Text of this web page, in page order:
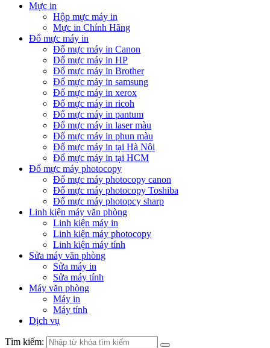
Mực in
Hộp mực máy in
Mực in Chính Hãng
Đổ mực máy in
Đổ mực máy in Canon
Đổ mực máy in HP
Đổ mực máy in Brother
Đổ mực máy in samsung
Đổ mực máy in xerox
Đổ mực máy in ricoh
Đổ mực máy in pantum
Đổ mực máy in laser màu
Đổ mực máy in phun màu
Đổ mực máy in tại Hà Nội
Đổ mực máy in tại HCM
Đổ mực máy photocopy
Đổ mực máy photocopy canon
Đổ mực máy photocopy Toshiba
Đổ mực máy photopcy sharp
Linh kiện máy văn phòng
Linh kiện máy in
Linh kiện máy photocopy
Linh kiện máy tính
Sửa máy văn phòng
Sửa máy in
Sửa máy tính
Máy văn phòng
Máy in
Máy tính
Dịch vụ
Tìm kiếm: